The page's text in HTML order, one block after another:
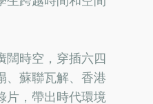
闊時空，穿插六四
、蘇聯瓦解、香港
片，帶出時代環境